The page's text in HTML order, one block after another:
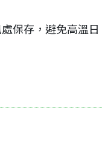
保存，避免高溫日